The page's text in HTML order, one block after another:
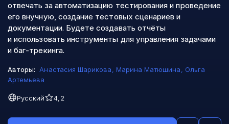
отвечать за автоматизацию тестирования и проведение
его внучную, создание тестовых сценариев и
документации. Будете создавать отчёты
и использовать инструменты для управления задачами
и баг-трекинга.
Авторы: Анастасия Шарикова Марина Матюшина
Ольга
Артемьева
Русский 4,2